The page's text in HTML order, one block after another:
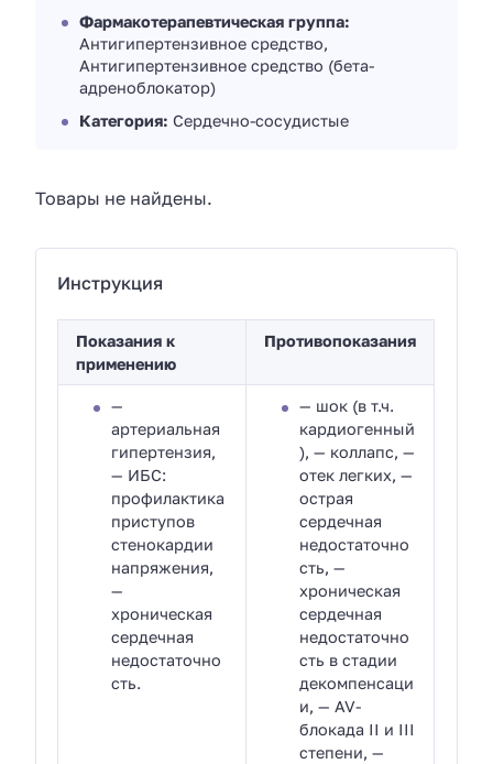
Фармакотерапевтическая группа:
Антигипертензивное средство,
Антигипертензивное средство (бета-
адреноблокатор)
Категория: Сердечно-сосудистые
Товары не найдены.
Инструкция
Показания к
применению
Противопоказания
—
артериальная
гипертензия,
— ИБС:
профилактика
приступов
стенокардии
напряжения,
—
хроническая
сердечная
недостаточно
сть.
— шок (в т.ч.
кардиогенный
), — коллапс, —
отек легких, —
острая
сердечная
недостаточно
сть, —
хроническая
сердечная
недостаточно
сть в стадии
декомпенсаци
и, — AV-
блокада II и III
степени, —